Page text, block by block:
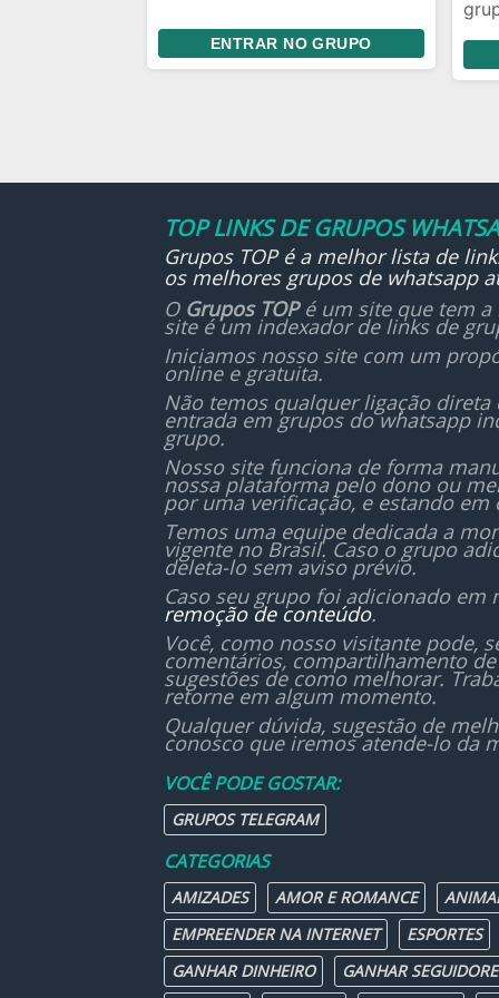
manipulação. Liberdade para
criticar, opinar, argumentar...
jamais para censurar opiniões
ou abafar verdades
incômodas.
*LIBERDADE TOTAL PARA
SHIPPERS:* Seja você fã de
Destiel, Wincest e etc ou
apenas da dinâmica clássica
dos irmãos, sua voz tem o
mesmo peso. Nenhum ship é
censurado e nenhuma
polêmica é varrida para
debaixo do tapete.
lendas e causos do folclore
brasileiro que você conhece ou
ENTRAR NO GRUPO
já
TOP LINKS DE GRUPOS
Grupos TOP é a melhor lista de
os melhores grupos de whatsapp
O Grupos TOPé um site que tem a
site é um indexador de links de
Iniciamos nosso site com um
online e gratuita.
Não temos qualquer ligação
entrada em grupos do whatsapp
grupo.
Nosso site funciona de forma
nossa plataforma pelo dono ou
por uma verificação, e estando
Temos uma equipe dedicada a
vigente no Brasil. Caso o grupo
deleta-lo sem aviso prévio.
Caso seu grupo foi adicionado em
remoção de conteúdo.
Você, como nosso visitante pode,
comentários, compartilhamento
sugestões de como melhorar.
retorne em algum momento.
Qualquer dúvida, sugestão de
conosco que iremos atende-lo da
VOCÊ PODE GOSTAR:
GRUPOS TELEGRAM
CATEGORIAS
AMIZADES AMOR E ROMANCE
EMPREENDER NA INTERNET
ESPORTES
GANHAR DINHEIRO
GANHAR